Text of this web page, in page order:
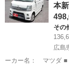
本
その
広島
ーカー名： マツダ